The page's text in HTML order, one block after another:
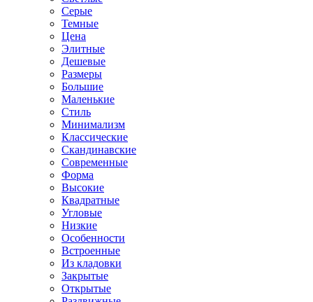
Серые
Темные
Цена
Элитные
Дешевые
Размеры
Большие
Маленькие
Стиль
Минимализм
Классические
Скандинавские
Современные
Форма
Высокие
Квадратные
Угловые
Низкие
Особенности
Встроенные
Из кладовки
Закрытые
Открытые